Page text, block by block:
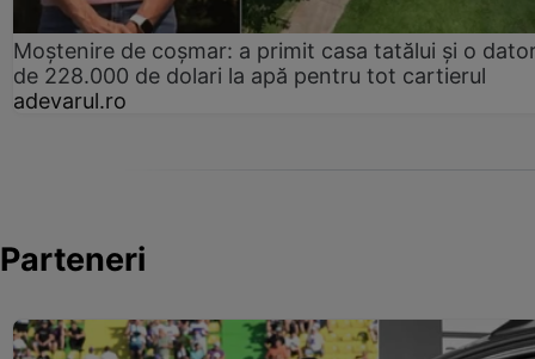
Moștenire de coșmar: a primit casa tatălui și o
de 228.000 de dolari la apă pentru tot cartierul
adevarul.ro
Parteneri